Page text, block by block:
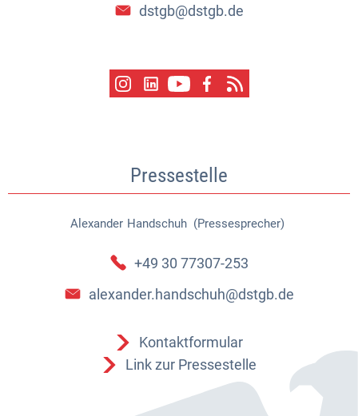
dstgb@dstgb.de
Pressestelle
Alexander Handschuh (Pressesprecher)
Alexander Handschuh
+49 30 77307-253
alexander.handschuh@dstgb.de
Kontaktformular
Link zur Pressestelle